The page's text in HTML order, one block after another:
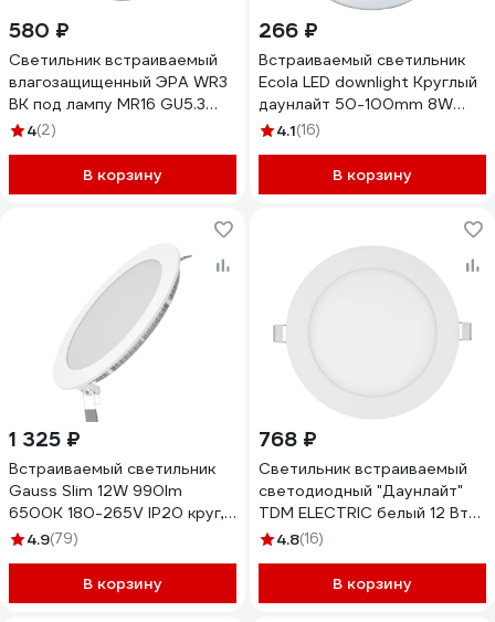
580 ₽
Светильник встраиваемый
влагозащищенный ЭРА WR3
BK под лампу MR16 GU5.3
IP44 черный Б0054367
4(2)
В корзину
266 ₽
Встраиваемый светильник
Ecola LED downlight Круглый
даунлайт 50-100mm 8W
220V 6500K 115x20
4.1(16)
В корзину
1 325 ₽
Встраиваемый светильник
Gauss Slim 12W 990lm
6500K 180-265V IP20 круг,
939111312
4.9(79)
В корзину
768 ₽
Светильник встраиваемый
светодиодный "Даунлайт"
TDM ELECTRIC белый 12 Вт
3000К SQ0329-0012
4.8(16)
В корзину